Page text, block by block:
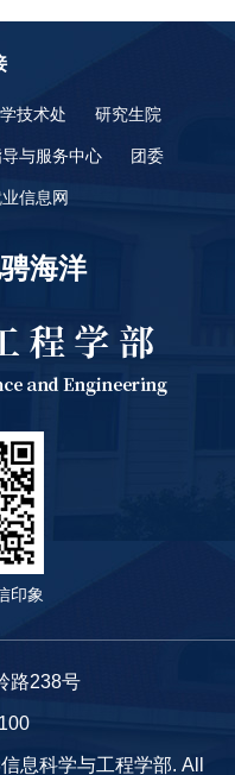
技术处 研究生院
与服务中心 团委
信息网
海洋
印象
路238号
息科学与工程学部. All